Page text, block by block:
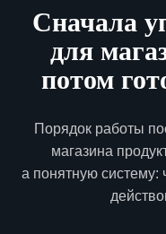
Сначала
для
потом
Порядок работы
магазина
а понятную систему: